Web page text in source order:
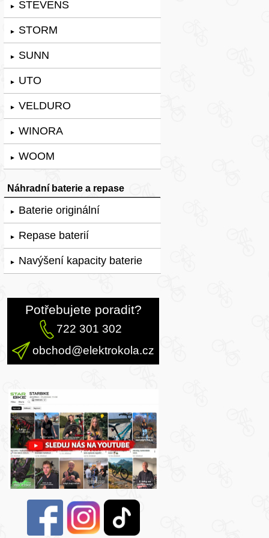
► STEVENS
► STORM
► SUNN
► UTO
► VELDURO
► WINORA
► WOOM
Náhradní baterie a repase
► Baterie originální
► Repase baterií
► Navýšení kapacity baterie
Potřebujete poradit?
722 301 302
obchod@elektrokola.cz